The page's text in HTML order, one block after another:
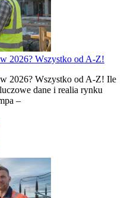
2026? Wszystko od A-Z!
2026? Wszystko od A-Z! Ile
dane i realia rynku
–